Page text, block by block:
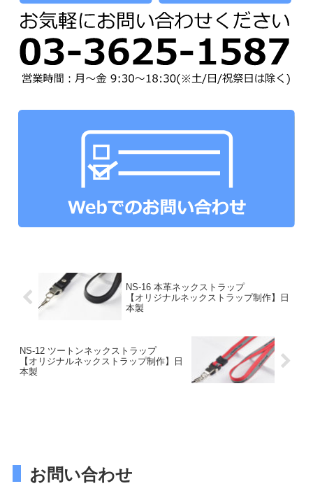
NS-16 本革ネックストラップ
【オリジナルネックストラップ制作】日
本製
NS-12 ツートンネックストラップ
【オリジナルネックストラップ制作】日
本製
お問い合わせ